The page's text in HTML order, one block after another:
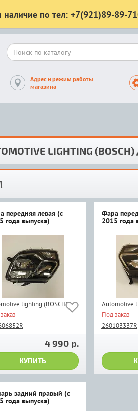
по тел: +7(921)89-89-
Адрес и режим работы
магазина
LIGHTING
передняя левая (с
года выпуска)
lighting (BOSCH)
4 990 р.
КУПИТЬ
Фара
2015 года
Automotive
Под заказ
260103337R
задний правый (с
года выпуска)